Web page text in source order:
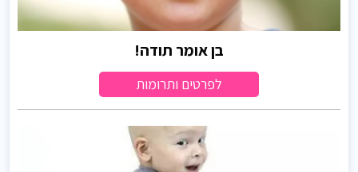
בן אומר תודה!
לפרטים ותרומות